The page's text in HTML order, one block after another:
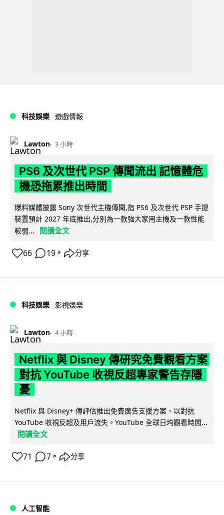
科技娛樂 遊戲情報
Lawton 3 小時
PS6 及次世代 PSP 傳聞流出 記憶體危
機恐拖累推出時間
爆料媒體披露 Sony 次世代主機傳聞,指 PS6 及次世代 PSP 手提
裝置預計 2027 年底推出,分別為一款強大家用主機及一款性能
較弱...
閱讀全文
66 19 ↗ 分享
科技娛樂 影視娛樂
Lawton 4 小時
Netflix 與 Disney 傳研究免費觀看方案
對抗 YouTube 收視反超專家警告存隱
憂
Netflix 與 Disney+ 傳評估推出免費廣告支援方案，以對抗
YouTube 收視反超及用戶流失。YouTube 全球日均觀看時間...
閱讀全文
71 7 ↗ 分享
人工智能